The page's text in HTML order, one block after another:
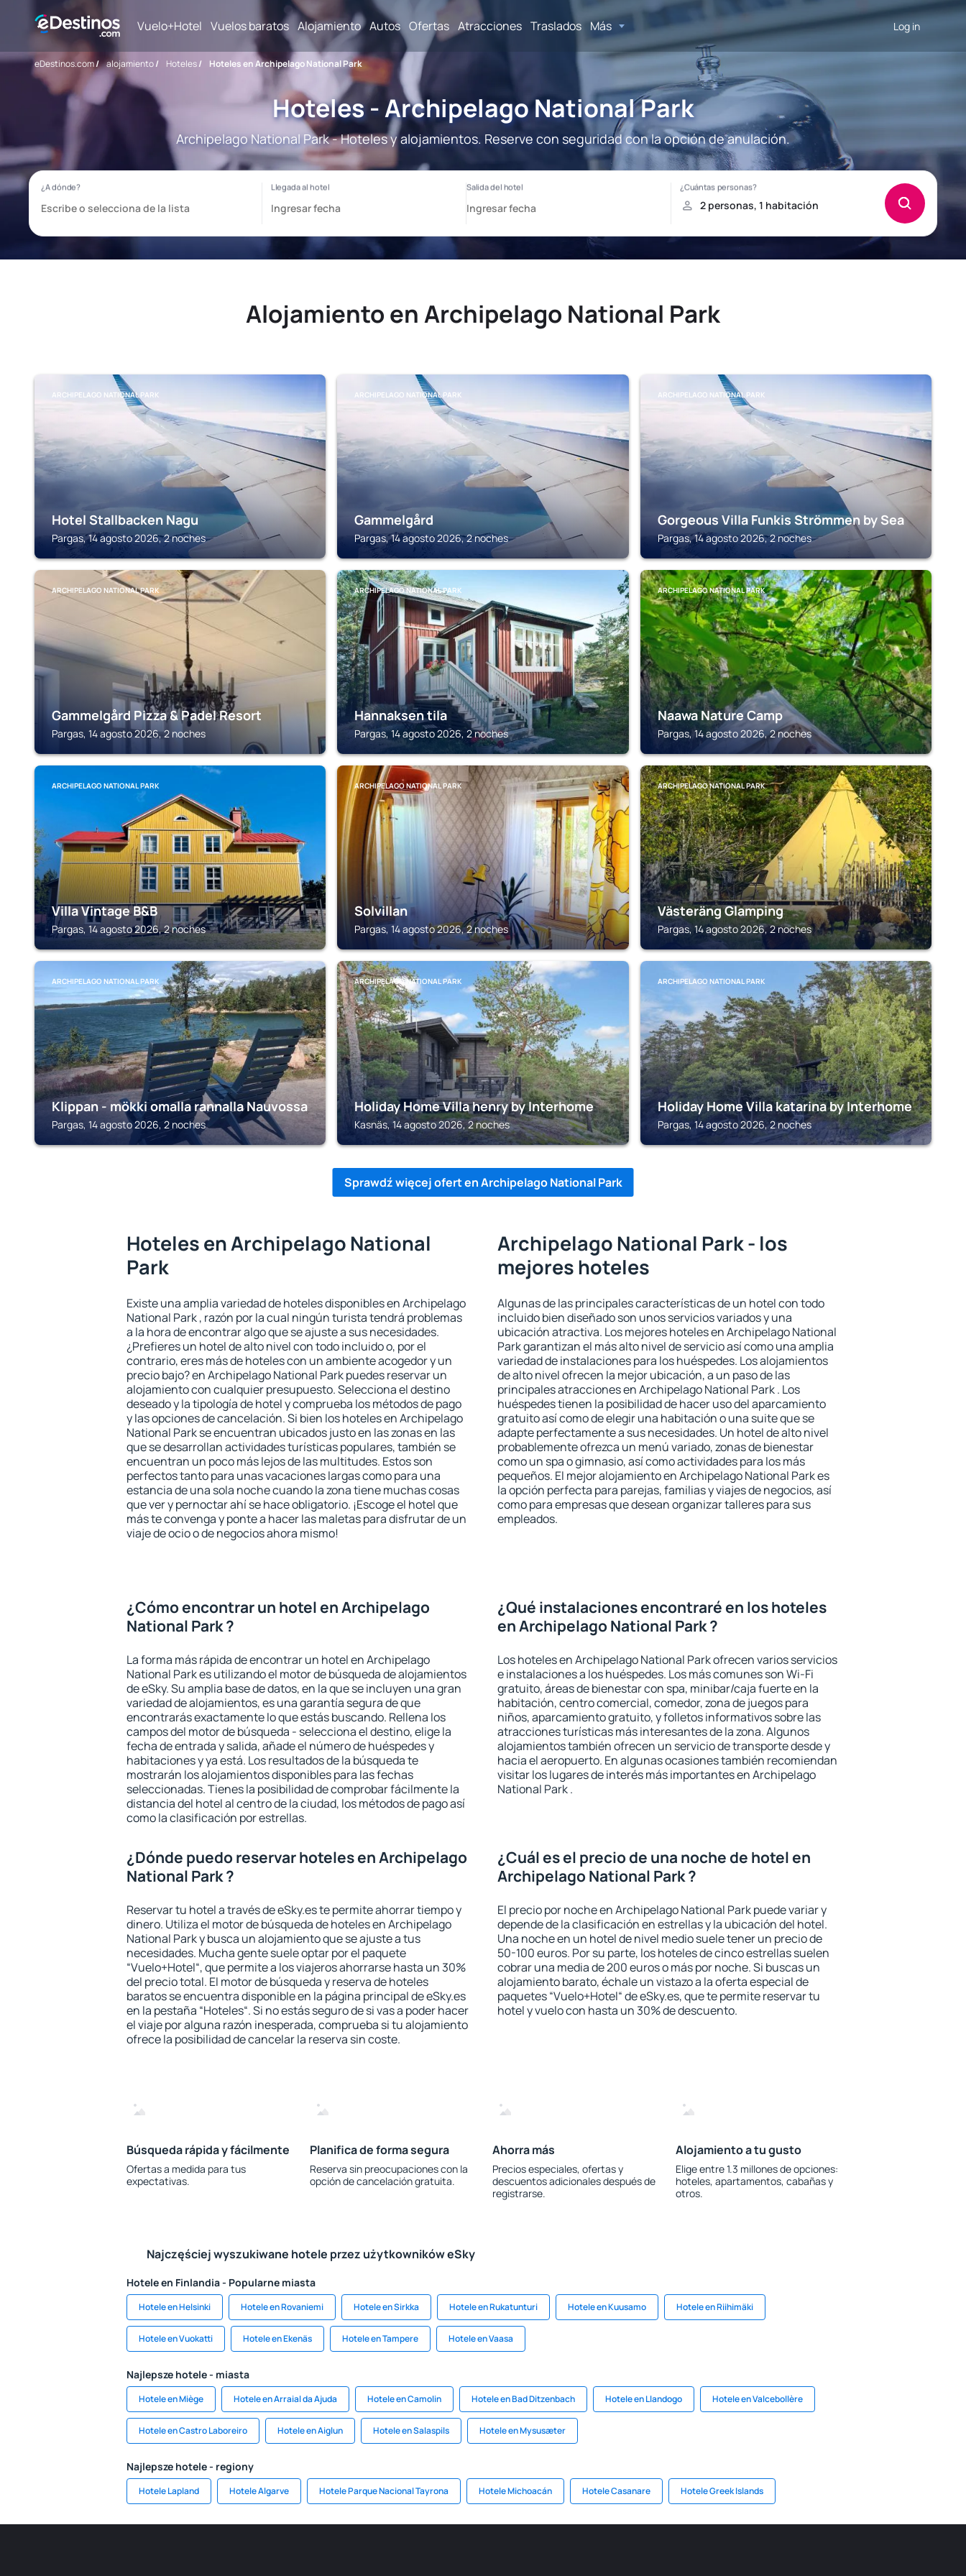
Vuelo+Hotel Vuelos baratos Alojamiento Autos Ofertas Atracciones Traslados Más Log in
eDestinos.com/ alojamiento/ Hoteles/ Hoteles en Archipelago National Park
Hoteles - Archipelago National Park
Archipelago National Park - Hoteles y alojamientos. Reserve con seguridad con la opción de anulación.
Alojamiento en Archipelago National Park
ARCHIPELAGO NATIONAL PARK
Hotel Stallbacken Nagu
Pargas, 14 agosto 2026, 2 noches
ARCHIPELAGO NATIONAL PARK
Gammelgård
Pargas, 14 agosto 2026, 2 noches
ARCHIPELAGO NATIONAL PARK
Gorgeous Villa Funkis Strömmen by Sea
Pargas, 14 agosto 2026, 2 noches
ARCHIPELAGO NATIONAL PARK
Gammelgård Pizza & Padel Resort
Pargas, 14 agosto 2026, 2 noches
ARCHIPELAGO NATIONAL PARK
Hannaksen tila
Pargas, 14 agosto 2026, 2 noches
ARCHIPELAGO NATIONAL PARK
Naawa Nature Camp
Pargas, 14 agosto 2026, 2 noches
ARCHIPELAGO NATIONAL PARK
Villa Vintage B&B
Pargas, 14 agosto 2026, 2 noches
ARCHIPELAGO NATIONAL PARK
Solvillan
Pargas, 14 agosto 2026, 2 noches
ARCHIPELAGO NATIONAL PARK
Västeräng Glamping
Pargas, 14 agosto 2026, 2 noches
ARCHIPELAGO NATIONAL PARK
Klippan - mökki omalla rannalla Nauvossa
Pargas, 14 agosto 2026, 2 noches
ARCHIPELAGO NATIONAL PARK
Holiday Home Villa henry by Interhome
Kasnäs, 14 agosto 2026, 2 noches
ARCHIPELAGO NATIONAL PARK
Holiday Home Villa katarina by Interhome
Pargas, 14 agosto 2026, 2 noches
Sprawdź więcej ofert en Archipelago National Park
Hoteles en Archipelago National
Park
Existe una amplia variedad de hoteles disponibles en Archipelago
National Park , razón por la cual ningún turista tendrá problemas
a la hora de encontrar algo que se ajuste a sus necesidades.
¿Prefieres un hotel de alto nivel con todo incluido o, por el
contrario, eres más de hoteles con un ambiente acogedor y un
precio bajo? en Archipelago National Park puedes reservar un
alojamiento con cualquier presupuesto. Selecciona el destino
deseado y la tipología de hotel y comprueba los métodos de pago
y las opciones de cancelación. Si bien los hoteles en Archipelago
National Park se encuentran ubicados justo en las zonas en las
que se desarrollan actividades turísticas populares, también se
encuentran un poco más lejos de las multitudes. Estos son
perfectos tanto para unas vacaciones largas como para una
estancia de una sola noche cuando la zona tiene muchas cosas
que ver y pernoctar ahí se hace obligatorio. ¡Escoge el hotel que
más te convenga y ponte a hacer las maletas para disfrutar de un
viaje de ocio o de negocios ahora mismo!
Archipelago National Park - los
mejores hoteles
Algunas de las principales características de un hotel con todo
incluido bien diseñado son unos servicios variados y una
ubicación atractiva. Los mejores hoteles en Archipelago National
Park garantizan el más alto nivel de servicio así como una amplia
variedad de instalaciones para los huéspedes. Los alojamientos
de alto nivel ofrecen la mejor ubicación, a un paso de las
principales atracciones en Archipelago National Park . Los
huéspedes tienen la posibilidad de hacer uso del aparcamiento
gratuito así como de elegir una habitación o una suite que se
adapte perfectamente a sus necesidades. Un hotel de alto nivel
probablemente ofrezca un menú variado, zonas de bienestar
como un spa o gimnasio, así como actividades para los más
pequeños. El mejor alojamiento en Archipelago National Park es
la opción perfecta para parejas, familias y viajes de negocios, así
como para empresas que desean organizar talleres para sus
empleados.
¿Cómo encontrar un hotel en Archipelago
National Park ?
La forma más rápida de encontrar un hotel en Archipelago
National Park es utilizando el motor de búsqueda de alojamientos
de eSky. Su amplia base de datos, en la que se incluyen una gran
variedad de alojamientos, es una garantía segura de que
encontrarás exactamente lo que estás buscando. Rellena los
campos del motor de búsqueda - selecciona el destino, elige la
fecha de entrada y salida, añade el número de huéspedes y
habitaciones y ya está. Los resultados de la búsqueda te
mostrarán los alojamientos disponibles para las fechas
seleccionadas. Tienes la posibilidad de comprobar fácilmente la
distancia del hotel al centro de la ciudad, los métodos de pago así
como la clasificación por estrellas.
¿Qué instalaciones encontraré en los hoteles
en Archipelago National Park ?
Los hoteles en Archipelago National Park ofrecen varios servicios
e instalaciones a los huéspedes. Los más comunes son Wi-Fi
gratuito, áreas de bienestar con spa, minibar/caja fuerte en la
habitación, centro comercial, comedor, zona de juegos para
niños, aparcamiento gratuito, y folletos informativos sobre las
atracciones turísticas más interesantes de la zona. Algunos
alojamientos también ofrecen un servicio de transporte desde y
hacia el aeropuerto. En algunas ocasiones también recomiendan
visitar los lugares de interés más importantes en Archipelago
National Park .
¿Dónde puedo reservar hoteles en Archipelago
National Park ?
Reservar tu hotel a través de eSky.es te permite ahorrar tiempo y
dinero. Utiliza el motor de búsqueda de hoteles en Archipelago
National Park y busca un alojamiento que se ajuste a tus
necesidades. Mucha gente suele optar por el paquete
“Vuelo+Hotel“, que permite a los viajeros ahorrarse hasta un 30%
del precio total. El motor de búsqueda y reserva de hoteles
baratos se encuentra disponible en la página principal de eSky.es
en la pestaña “Hoteles“. Si no estás seguro de si vas a poder hacer
el viaje por alguna razón inesperada, comprueba si tu alojamiento
ofrece la posibilidad de cancelar la reserva sin coste.
¿Cuál es el precio de una noche de hotel en
Archipelago National Park ?
El precio por noche en Archipelago National Park puede variar y
depende de la clasificación en estrellas y la ubicación del hotel.
Una noche en un hotel de nivel medio suele tener un precio de
50-100 euros. Por su parte, los hoteles de cinco estrellas suelen
cobrar una media de 200 euros o más por noche. Si buscas un
alojamiento barato, échale un vistazo a la oferta especial de
paquetes “Vuelo+Hotel“ de eSky.es, que te permite reservar tu
hotel y vuelo con hasta un 30% de descuento.
Búsqueda rápida y fácilmente
Ofertas a medida para tus
expectativas.
Planifica de forma segura
Reserva sin preocupaciones con la
opción de cancelación gratuita.
Ahorra más
Precios especiales, ofertas y
descuentos adicionales después de
registrarse.
Alojamiento a tu gusto
Elige entre 1.3 millones de opciones:
hoteles, apartamentos, cabañas y
otros.
Najczęściej wyszukiwane hotele przez użytkowników eSky
Hotele en Finlandia - Popularne miasta
Hotele en Helsinki Hotele en Rovaniemi Hotele en Sirkka Hotele en Rukatunturi Hotele en Kuusamo Hotele en Riihimäki
Hotele en Vuokatti Hotele en Ekenäs Hotele en Tampere Hotele en Vaasa
Najlepsze hotele - miasta
Hotele en Miège Hotele en Arraial da Ajuda Hotele en Camolin Hotele en Bad Ditzenbach Hotele en Llandogo Hotele en Valcebollère
Hotele en Castro Laboreiro Hotele en Aiglun Hotele en Salaspils Hotele en Mysusæter
Najlepsze hotele - regiony
Hotele Lapland Hotele Algarve Hotele Parque Nacional Tayrona Hotele Michoacán Hotele Casanare Hotele Greek Islands